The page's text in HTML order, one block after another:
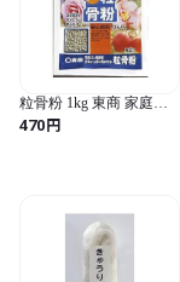
粒骨粉 1kg 東商 家庭菜
園 肥料
470円